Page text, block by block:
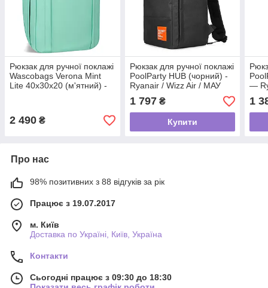
Рюкзак для ручної поклажі
Wascobags Verona Mint
Lite 40х30х20 (м'ятний) -
2 490 ₴
Рюкзак для ручної поклажі
PoolParty HUB (чорний) -
Ryanair / Wizz Air / МАУ
1 797₴
Купити
—
1
Про нас
98% позитивних з 88 відгуків за рік
Працює з 19.07.2017
м. Київ
Доставка по Україні, Київ, Україна
Контакти
Сьогодні працює з 09:30 до 18:30